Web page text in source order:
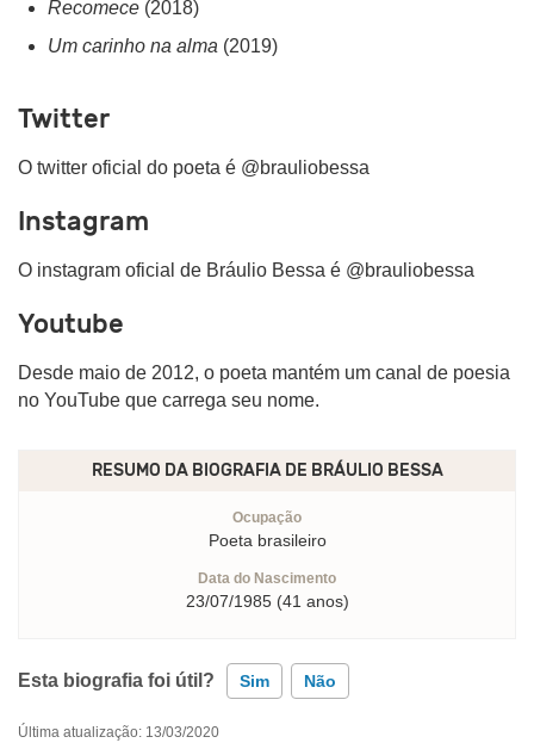
Recomece (2018)
Um carinho na alma (2019)
Twitter
O twitter oficial do poeta é @brauliobessa
Instagram
O instagram oficial de Bráulio Bessa é @brauliobessa
Youtube
Desde maio de 2012, o poeta mantém um canal de poesia
no YouTube que carrega seu nome.
RESUMO DA BIOGRAFIA DE BRÁULIO BESSA
Ocupação
Poeta brasileiro
Data do Nascimento
23/07/1985 (41 anos)
Esta biografia foi útil? Sim Não
Última atualização: 13/03/2020